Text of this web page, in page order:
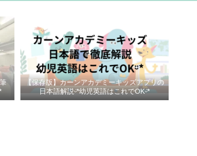
【保存版】カーンアカデミーキッズアプリの
日本語解説ᵕ̈*幼児英語はこれでOKᵕ̈*